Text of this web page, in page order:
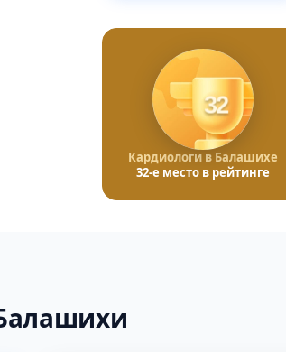
32
Кардиологи в Балашихе
32-е место в рейтинге